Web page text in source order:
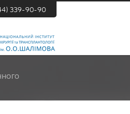
339-90-90